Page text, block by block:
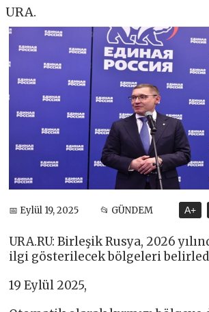
URA.
📅 Eylül 19, 2025 📂 GÜNDEM A+
URA.RU: Birleşik Rusya, 2026
ilgi gösterilecek bölgeleri
19 Eylül 2025,